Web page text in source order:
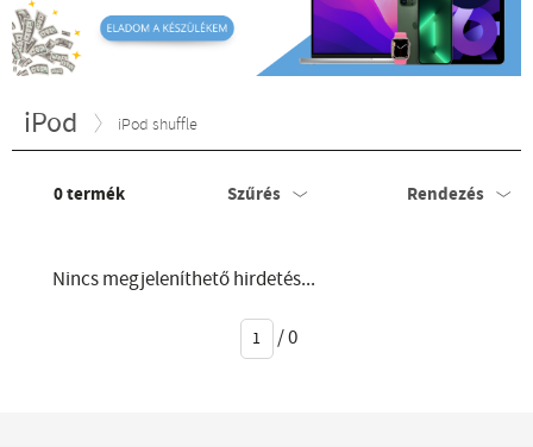
iPod iPod shuffle
0termék Szűrés Rendezés
Nincs megjeleníthető hirdetés...
/0